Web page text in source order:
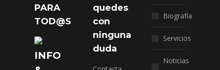
PARA
TOD@S
INFO
quedes
con
ninguna
duda
Biografía
Servicios
Noticias